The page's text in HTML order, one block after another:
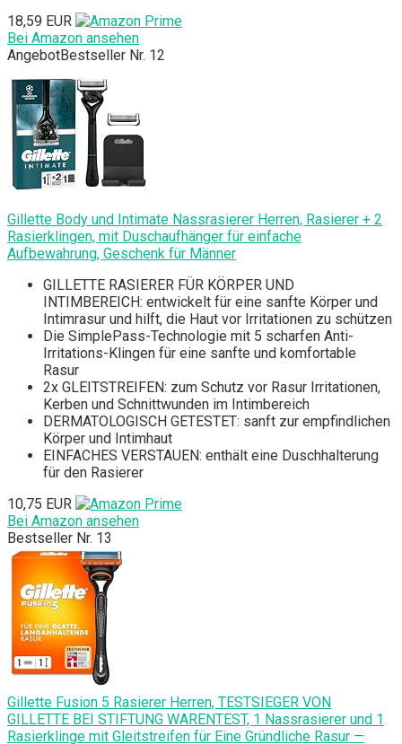
18,59 EUR
Bei Amazon ansehen
AngebotBestseller Nr. 12
Gillette Body und Intimate Nassrasierer Herren, Rasierer + 2
Rasierklingen, mit Duschaufhänger für einfache
Aufbewahrung, Geschenk für Männer
GILLETTE RASIERER FÜR KÖRPER UND
INTIMBEREICH: entwickelt für eine sanfte Körper und
Intimrasur und hilft, die Haut vor Irritationen zu schützen
Die SimplePass-Technologie mit 5 scharfen Anti-
Irritations-Klingen für eine sanfte und komfortable
Rasur
2x GLEITSTREIFEN: zum Schutz vor Rasur Irritationen,
Kerben und Schnittwunden im Intimbereich
DERMATOLOGISCH GETESTET: sanft zur empfindlichen
Körper und Intimhaut
EINFACHES VERSTAUEN: enthält eine Duschhalterung
für den Rasierer
10,75 EUR
Bei Amazon ansehen
Bestseller Nr. 13
Gillette Fusion 5 Rasierer Herren, TESTSIEGER VON
GILLETTE BEI STIFTUNG WARENTEST, 1 Nassrasierer und 1
Rasierklinge mit Gleitstreifen für Eine Gründliche Rasur —